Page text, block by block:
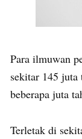
Para ilmuwan
sekitar 145
beberapa juta
Terletak di